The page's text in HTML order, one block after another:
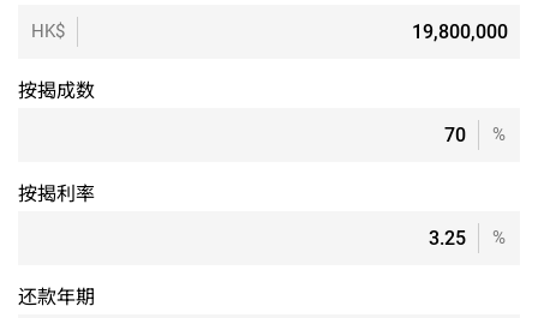
HK$
按揭成数
%
按揭利率
%
还款年期